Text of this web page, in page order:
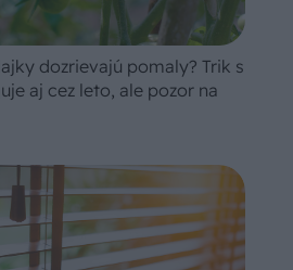
dozrievajú pomaly? Trik s
aj cez leto, ale pozor na